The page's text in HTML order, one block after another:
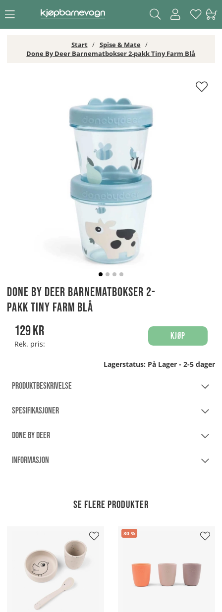
Start
Spise & Mate
Done By Deer Barnematbokser 2-pakk Tiny Farm Blå
Done By Deer Barnematbokser 2-
pakk Tiny Farm Blå
129kr
Rek. pris:
Kjøp
Lagerstatus: På Lager - 2-5 dager
PRODUKTBESKRIVELSE
SPESIFIKASJONER
DONE BY DEER
INFORMASJON
Se flere produkter
30